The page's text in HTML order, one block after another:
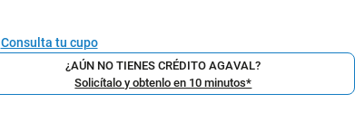
Consulta tu cupo
¿AÚN NO TIENES CRÉDITO AGAVAL?
Solicítalo y obtenlo en 10 minutos*